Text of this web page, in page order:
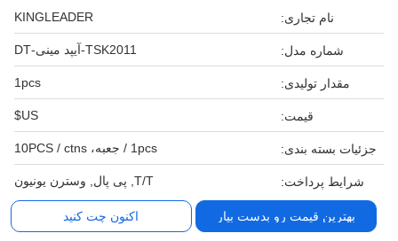
نام تجاری: KINGLEADER
شماره مدل: TSK2011-آیپد مینی-DT
مقدار تولیدی: 1pcs
قیمت: US$
جزئیات بسته بندی: 1pcs / جعبه، 10PCS / ctns
شرایط پرداخت: T/T, پی پال, وسترن یونیون
بهترین قیمت رو بدست بیار اکنون چت کنید